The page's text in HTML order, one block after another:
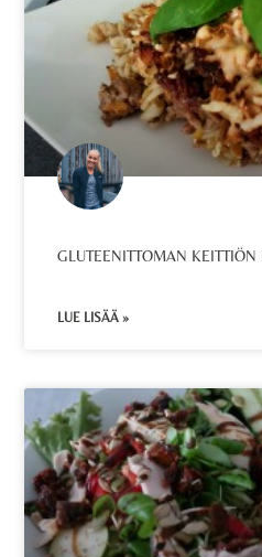
GLUTEENITTOMAN KEITTIÖN
LUE LISÄÄ »